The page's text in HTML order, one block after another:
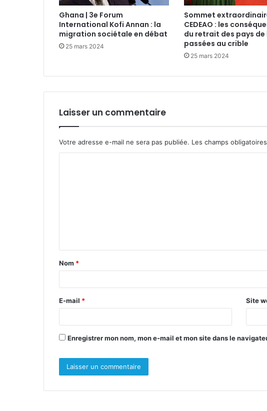
Ghana | 3e Forum
International Kofi Annan : la
migration sociétale en débat
25 mars 2024
Sommet
CEDEAO : les
du retrait des pays de
passées au crible
25 mars 2024
Laisser un commentaire
Votre adresse e-mail ne sera pas publiée. Les champs
t
a
e
*
Nom *
E-mail * Site
Enregistrer mon nom, mon e-mail et mon site dans le